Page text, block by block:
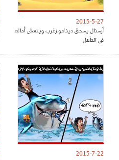
2015-5-27
أرسنال يسحق دينامو زغرب وينعش أماله
في التأهل
2015-7-22